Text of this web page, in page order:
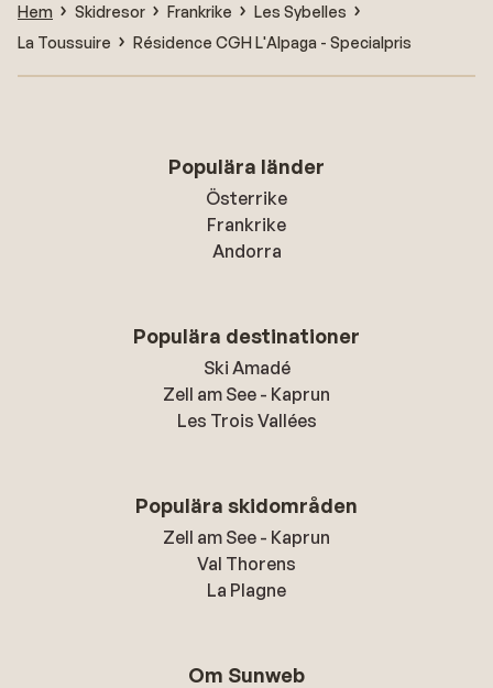
Hem Skidresor Frankrike
Les Sybelles
La Toussuire
Résidence CGH L'Alpaga - Specialpris
Populära länder
Österrike
Frankrike
Andorra
Populära destinationer
Ski Amadé
Zell am See - Kaprun
Les Trois Vallées
Populära skidområden
Zell am See - Kaprun
Val Thorens
La Plagne
Om Sunweb